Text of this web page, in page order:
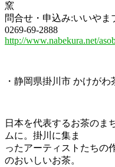
窯
問合せ・申込み:いいや
0269-69-2888
http://www.nabekura.net/
・静岡県掛川市 かけがわ
日本を代表するお茶のま
ムに。掛川に集ま
ったアーティストたちの
のおいしいお茶。